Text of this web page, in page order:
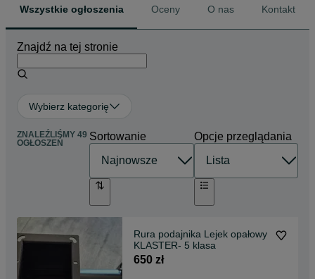
Wszystkie ogłoszenia Oceny O nas Kontakt
Znajdź na tej stronie
Wybierz kategorię
ZNALEŹLIŚMY 49
OGŁOSZEŃ
Sortowanie Opcje przeglądania
Rura podajnika Lejek opałowy
KLASTER- 5 klasa
650 zł